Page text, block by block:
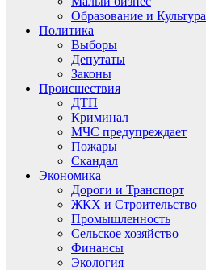
Образование и Культура
Политика
Выборы
Депутаты
Законы
Происшествия
ДТП
Криминал
МЧС предупреждает
Пожары
Скандал
Экономика
Дороги и Транспорт
ЖКХ и Строительство
Промышленность
Сельское хозяйство
Финансы
Экология